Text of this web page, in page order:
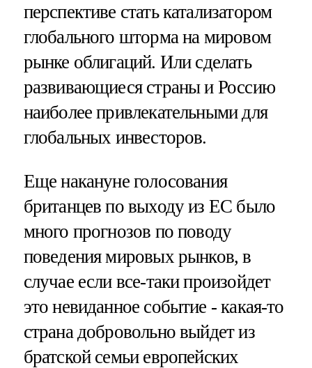
перспективе стать катализатором
глобального шторма на мировом
рынке облигаций. Или сделать
развивающиеся страны и Россию
наиболее привлекательными для
глобальных инвесторов.
Еще накануне голосования
британцев по выходу из ЕС было
много прогнозов по поводу
поведения мировых рынков, в
случае если все-таки произойдет
это невиданное событие - какая-то
страна добровольно выйдет из
братской семьи европейских